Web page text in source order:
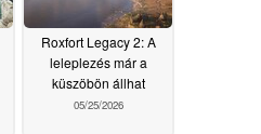
Roxfort Legacy 2: A
leleplezés már a
küszöbön állhat
05/25/2026